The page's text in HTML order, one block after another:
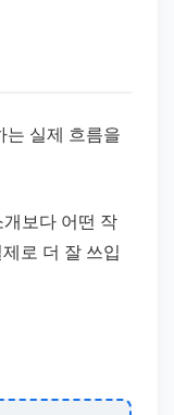
는 실제 흐름을
보다 어떤 작
로 더 잘 쓰입